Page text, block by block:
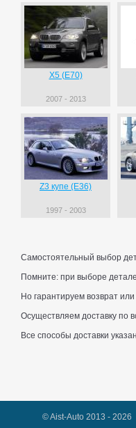
X5 (E70)
2007 - 2013
Z3 купе (E36)
1997 - 2003
Самостоятельный выбор
Помните: при выборе
Но гарантируем возврат
Осуществляем доставку по
Все способы доставки
© Aist-Auto 2013 - 2026